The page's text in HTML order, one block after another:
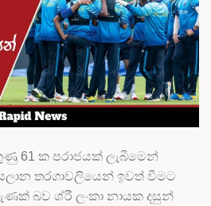
61 ක පරාජයක් ලැබීමෙන්
තරගාවලියෙන් ඉවත් වීමට
බව ශ්රී ලංකා නායක දසුන්